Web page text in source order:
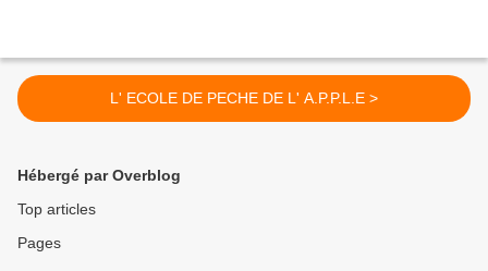
L' ECOLE DE PECHE DE L' A.P.P.L.E >
Hébergé par Overblog
Top articles
Pages